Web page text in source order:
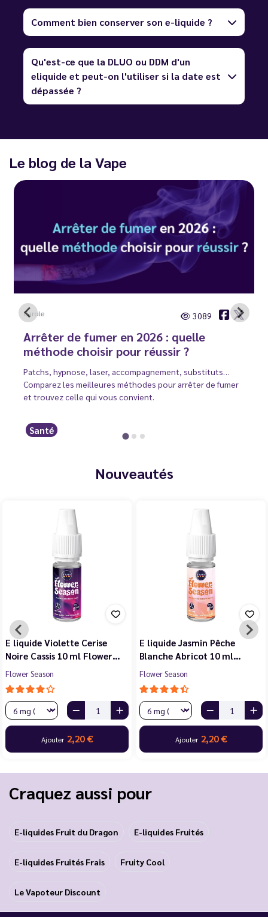
Comment bien conserver son e-liquide ?
Qu'est-ce que la DLUO ou DDM d'un
eliquide et peut-on l'utiliser si la date est
dépassée ?
Le blog de la Vape
Carole 3089
Arrêter de fumer en 2026 : quelle
méthode choisir pour réussir ?
Patchs, hypnose, laser, accompagnement, substituts…
Comparez les meilleures méthodes pour arrêter de fumer
et trouvez celle qui vous convient.
Santé
Nouveautés
E liquide Violette Cerise
Noire Cassis 10 ml Flower…
Flower Season
Ajouter 2,20 €
E liquide Jasmin Pêche
Blanche Abricot 10 ml…
Flower Season
Ajouter 2,20 €
Craquez aussi pour
E-liquides Fruit du Dragon E-liquides Fruités
E-liquides Fruités Frais Fruity Cool
Le Vapoteur Discount